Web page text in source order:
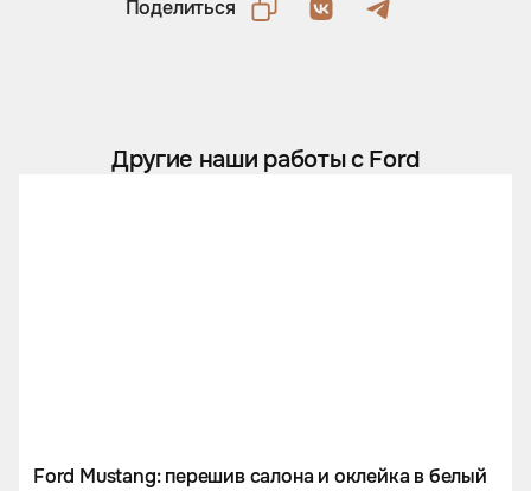
Поделиться
Другие наши работы с Ford
Ford Mustang: перешив салона и оклейка в белый